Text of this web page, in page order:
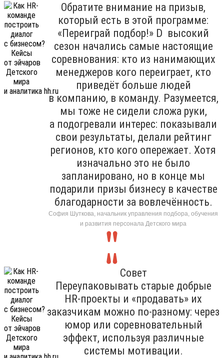
Обратите внимание на призыв,
который есть в этой программе:
«Переиграй подбор!» D высокий
сезон начались самые настоящие
соревнования: кто из нанимающих
менеджеров кого переиграет, кто
приведёт больше людей
в компанию, в команду. Разумеется,
мы тоже не сидели сложа руки,
а подогревали интерес: показывали
свои результаты, делали рейтинг
регионов, кто кого опережает. Хотя
изначально это не было
запланировано, но в конце мы
подарили призы бизнесу в качестве
благодарности за вовлечённость.
София Шуткова, начальник управления подбора, обучения
и развития персонала Детского мира
Совет
Переупаковывать старые добрые
HR-проекты и «продавать» их
заказчикам можно по-разному: через
юмор или соревновательный
эффект, используя различные
системы мотивации.